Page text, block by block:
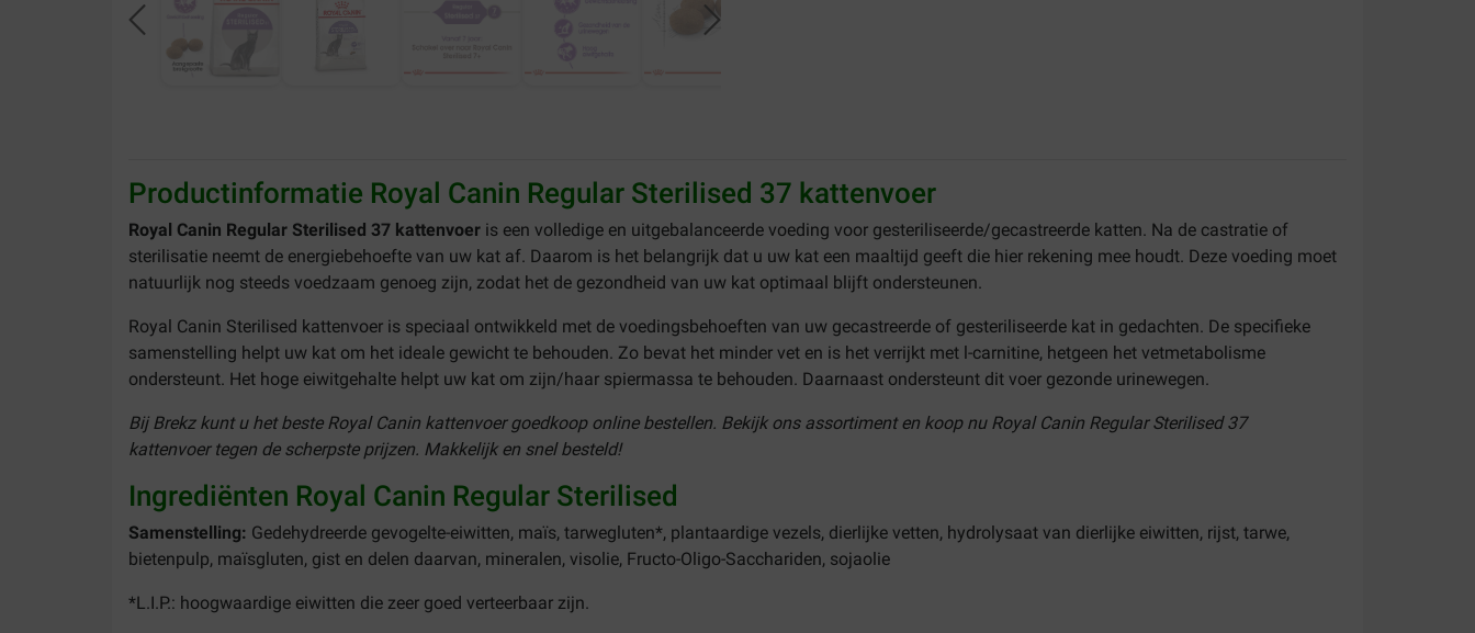
Productinformatie Royal Canin Regular Sterilised 37 kattenvoer
Royal Canin Regular Sterilised 37 kattenvoer is een volledige en uitgebalanceerde voeding voor gesteriliseerde/gecastreerde katten. Na de castratie of
sterilisatie neemt de energiebehoefte van uw kat af. Daarom is het belangrijk dat u uw kat een maaltijd geeft die hier rekening mee houdt. Deze voeding moet
natuurlijk nog steeds voedzaam genoeg zijn, zodat het de gezondheid van uw kat optimaal blijft ondersteunen.
Royal Canin Sterilised kattenvoer is speciaal ontwikkeld met de voedingsbehoeften van uw gecastreerde of gesteriliseerde kat in gedachten. De specifieke
samenstelling helpt uw kat om het ideale gewicht te behouden. Zo bevat het minder vet en is het verrijkt met l-carnitine, hetgeen het vetmetabolisme
ondersteunt. Het hoge eiwitgehalte helpt uw kat om zijn/haar spiermassa te behouden. Daarnaast ondersteunt dit voer gezonde urinewegen.
Bij Brekz kunt u het beste Royal Canin kattenvoergoedkoop online bestellen. Bekijk ons assortiment en koop nu Royal Canin Regular Sterilised 37
kattenvoer tegen de scherpste prijzen. Makkelijk en snel besteld!
Ingrediënten Royal Canin Regular Sterilised
Samenstelling: Gedehydreerde gevogelte-eiwitten, maïs, tarwegluten*, plantaardige vezels, dierlijke vetten, hydrolysaat van dierlijke eiwitten, rijst, tarwe,
bietenpulp, maïsgluten, gist en delen daarvan, mineralen, visolie, Fructo-Oligo-Sacchariden, sojaolie
*L.I.P.: hoogwaardige eiwitten die zeer goed verteerbaar zijn.